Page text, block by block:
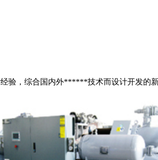
验，综合国内外******技术而设计开发的